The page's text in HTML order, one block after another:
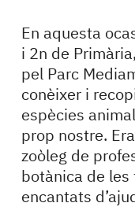
En aquesta
i 2n de
pel Parc
conèixer i
espècies
prop nostre.
zoòleg de
botànica de
encantats